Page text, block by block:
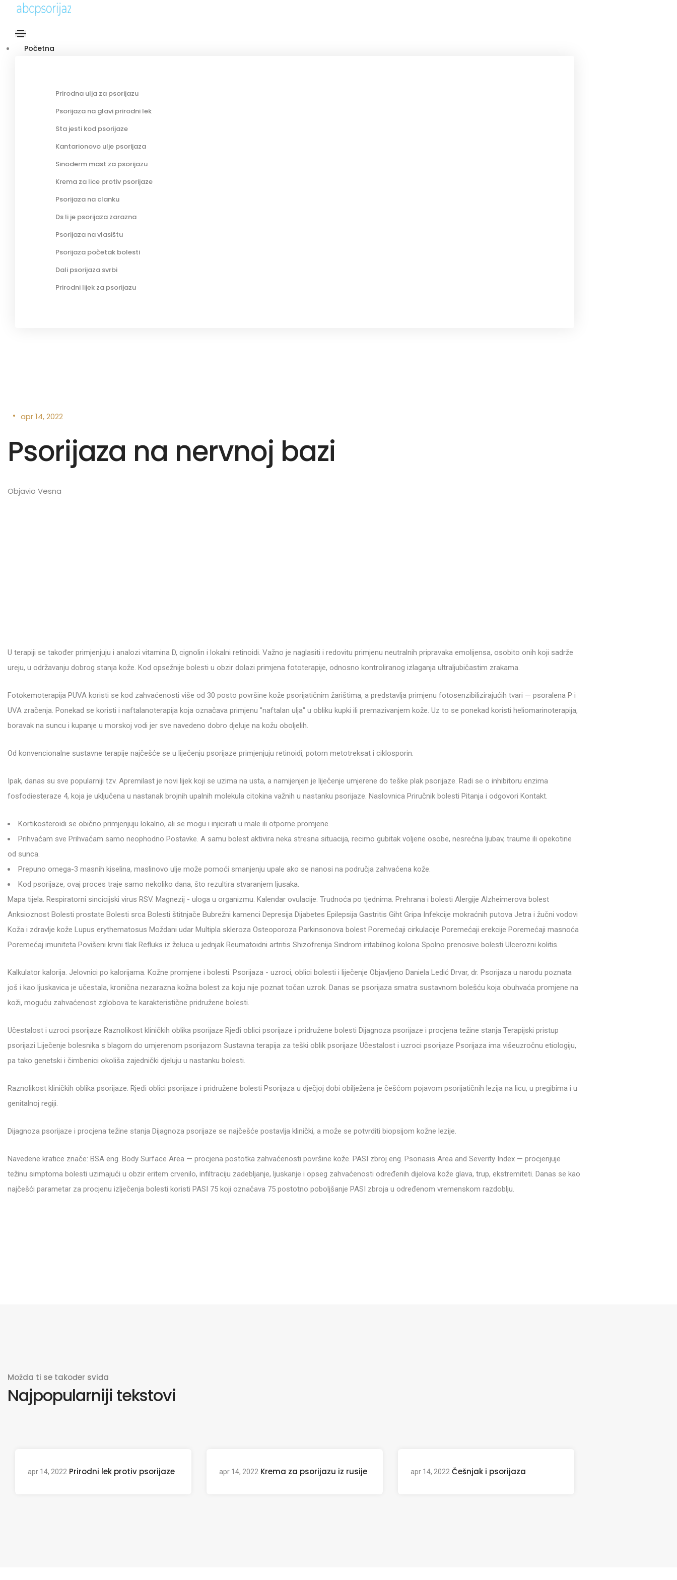
Početna
Prirodna ulja za psorijazu
Psorijaza na glavi prirodni lek
Sta jesti kod psorijaze
Kantarionovo ulje psorijaza
Sinoderm mast za psorijazu
Krema za lice protiv psorijaze
Psorijaza na clanku
Ds li je psorijaza zarazna
Psorijaza na vlasištu
Psorijaza početak bolesti
Dali psorijaza svrbi
Prirodni lijek za psorijazu
• apr 14, 2022
Psorijaza na nervnoj bazi
Objavio Vesna
U terapiji se također primjenjuju i analozi vitamina D, cignolin i lokalni retinoidi. Važno je naglasiti i redovitu primjenu neutralnih pripravaka emolijensa, osobito onih koji sadrže
ureju, u održavanju dobrog stanja kože. Kod opsežnije bolesti u obzir dolazi primjena fototerapije, odnosno kontroliranog izlaganja ultraljubičastim zrakama.
Fotokemoterapija PUVA koristi se kod zahvaćenosti više od 30 posto površine kože psorijatičnim žarištima, a predstavlja primjenu fotosenzibilizirajućih tvari — psoralena P i
UVA zračenja. Ponekad se koristi i naftalanoterapija koja označava primjenu "naftalan ulja" u obliku kupki ili premazivanjem kože. Uz to se ponekad koristi heliomarinoterapija,
boravak na suncu i kupanje u morskoj vodi jer sve navedeno dobro djeluje na kožu oboljelih.
Od konvencionalne sustavne terapije najčešće se u liječenju psorijaze primjenjuju retinoidi, potom metotreksat i ciklosporin.
Ipak, danas su sve popularniji tzv. Apremilast je novi lijek koji se uzima na usta, a namijenjen je liječenje umjerene do teške plak psorijaze. Radi se o inhibitoru enzima
fosfodiesteraze 4, koja je uključena u nastanak brojnih upalnih molekula citokina važnih u nastanku psorijaze. Naslovnica Priručnik bolesti Pitanja i odgovori Kontakt.
Kortikosteroidi se obično primjenjuju lokalno, ali se mogu i injicirati u male ili otporne promjene.
Prihvaćam sve Prihvaćam samo neophodno Postavke. A samu bolest aktivira neka stresna situacija, recimo gubitak voljene osobe, nesrećna ljubav, traume ili opekotine
od sunca.
Prepuno omega-3 masnih kiselina, maslinovo ulje može pomoći smanjenju upale ako se nanosi na područja zahvaćena kože.
Kod psorijaze, ovaj proces traje samo nekoliko dana, što rezultira stvaranjem ljusaka.
Mapa tijela. Respiratorni sincicijski virus RSV. Magnezij - uloga u organizmu. Kalendar ovulacije. Trudnoća po tjednima. Prehrana i bolesti Alergije Alzheimerova bolest
Anksioznost Bolesti prostate Bolesti srca Bolesti štitnjače Bubrežni kamenci Depresija Dijabetes Epilepsija Gastritis Giht Gripa Infekcije mokraćnih putova Jetra i žučni vodovi
Koža i zdravlje kože Lupus erythematosus Moždani udar Multipla skleroza Osteoporoza Parkinsonova bolest Poremećaji cirkulacije Poremećaji erekcije Poremećaji masnoća
Poremećaj imuniteta Povišeni krvni tlak Refluks iz želuca u jednjak Reumatoidni artritis Shizofrenija Sindrom iritabilnog kolona Spolno prenosive bolesti Ulcerozni kolitis.
Kalkulator kalorija. Jelovnici po kalorijama. Kožne promjene i bolesti. Psorijaza - uzroci, oblici bolesti i liječenje Objavljeno Daniela Ledić Drvar, dr. Psorijaza u narodu poznata
još i kao ljuskavica je učestala, kronična nezarazna kožna bolest za koju nije poznat točan uzrok. Danas se psorijaza smatra sustavnom bolešću koja obuhvaća promjene na
koži, moguću zahvaćenost zglobova te karakteristične pridružene bolesti.
Učestalost i uzroci psorijaze Raznolikost kliničkih oblika psorijaze Rjeđi oblici psorijaze i pridružene bolesti Dijagnoza psorijaze i procjena težine stanja Terapijski pristup
psorijazi Liječenje bolesnika s blagom do umjerenom psorijazom Sustavna terapija za teški oblik psorijaze Učestalost i uzroci psorijaze Psorijaza ima višeuzročnu etiologiju,
pa tako genetski i čimbenici okoliša zajednički djeluju u nastanku bolesti.
Raznolikost kliničkih oblika psorijaze. Rjeđi oblici psorijaze i pridružene bolesti Psorijaza u dječjoj dobi obilježena je češćom pojavom psorijatičnih lezija na licu, u pregibima i u
genitalnoj regiji.
Dijagnoza psorijaze i procjena težine stanja Dijagnoza psorijaze se najčešće postavlja klinički, a može se potvrditi biopsijom kožne lezije.
Navedene kratice znače: BSA eng. Body Surface Area — procjena postotka zahvaćenosti površine kože. PASI zbroj eng. Psoriasis Area and Severity Index — procjenjuje
težinu simptoma bolesti uzimajući u obzir eritem crvenilo, infiltraciju zadebljanje, ljuskanje i opseg zahvaćenosti određenih dijelova kože glava, trup, ekstremiteti. Danas se kao
najčešći parametar za procjenu izlječenja bolesti koristi PASI 75 koji označava 75 postotno poboljšanje PASI zbroja u određenom vremenskom razdoblju.
Možda ti se također sviđa
Najpopularniji tekstovi
apr 14, 2022 Prirodni lek protiv psorijaze apr 14, 2022 Krema za psorijazu iz rusije apr 14, 2022 Češnjak i psorijaza